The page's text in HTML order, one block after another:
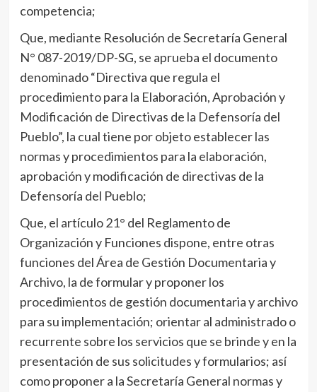
competencia;
Que, mediante Resolución de Secretaría General
N° 087-2019/DP-SG, se aprueba el documento
denominado “Directiva que regula el
procedimiento para la Elaboración, Aprobación y
Modificación de Directivas de la Defensoría del
Pueblo”, la cual tiene por objeto establecer las
normas y procedimientos para la elaboración,
aprobación y modificación de directivas de la
Defensoría del Pueblo;
Que, el artículo 21° del Reglamento de
Organización y Funciones dispone, entre otras
funciones del Área de Gestión Documentaria y
Archivo, la de formular y proponer los
procedimientos de gestión documentaria y archivo
para su implementación; orientar al administrado o
recurrente sobre los servicios que se brinde y en la
presentación de sus solicitudes y formularios; así
como proponer a la Secretaría General normas y